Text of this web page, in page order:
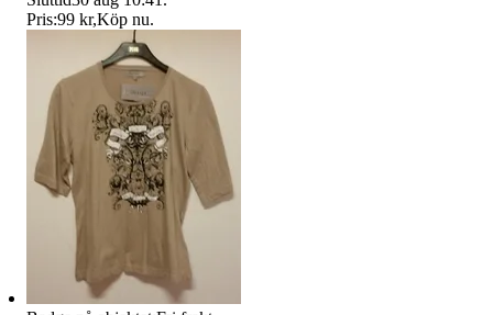
Pris:99 kr,Köp nu.